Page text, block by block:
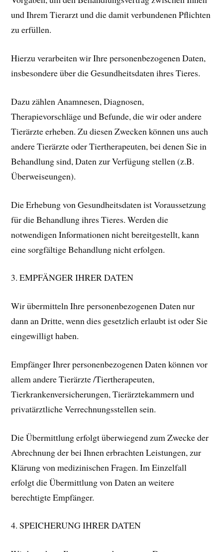
und Ihrem Tierarzt und die damit verbundenen Pflichten
zu erfüllen.
Hierzu verarbeiten wir Ihre personenbezogenen Daten,
insbesondere über die Gesundheitsdaten ihres Tieres.
Dazu zählen Anamnesen, Diagnosen,
Therapievorschläge und Befunde, die wir oder andere
Tierärzte erheben. Zu diesen Zwecken können uns auch
andere Tierärzte oder Tiertherapeuten, bei denen Sie in
Behandlung sind, Daten zur Verfügung stellen (z.B.
Überweiseungen).
Die Erhebung von Gesundheitsdaten ist Voraussetzung
für die Behandlung ihres Tieres. Werden die
notwendigen Informationen nicht bereitgestellt, kann
eine sorgfältige Behandlung nicht erfolgen.
3. EMPFÄNGER IHRER DATEN
Wir übermitteln Ihre personenbezogenen Daten nur
dann an Dritte, wenn dies gesetzlich erlaubt ist oder Sie
eingewilligt haben.
Empfänger Ihrer personenbezogenen Daten können vor
allem andere Tierärzte /Tiertherapeuten,
Tierkrankenversicherungen, Tierärztekammern und
privatärztliche Verrechnungsstellen sein.
Die Übermittlung erfolgt überwiegend zum Zwecke der
Abrechnung der bei Ihnen erbrachten Leistungen, zur
Klärung von medizinischen Fragen. Im Einzelfall
erfolgt die Übermittlung von Daten an weitere
berechtigte Empfänger.
4. SPEICHERUNG IHRER DATEN